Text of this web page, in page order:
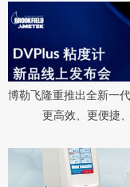
博勒飞隆重推出全新一
更高效、更便捷